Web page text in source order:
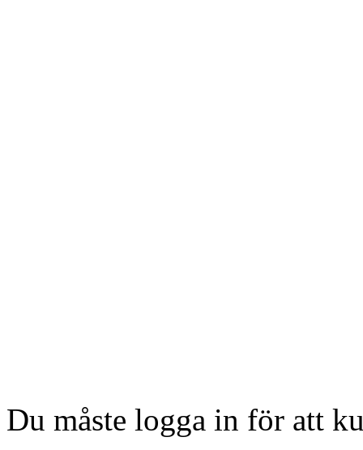
Du måste logga in för att